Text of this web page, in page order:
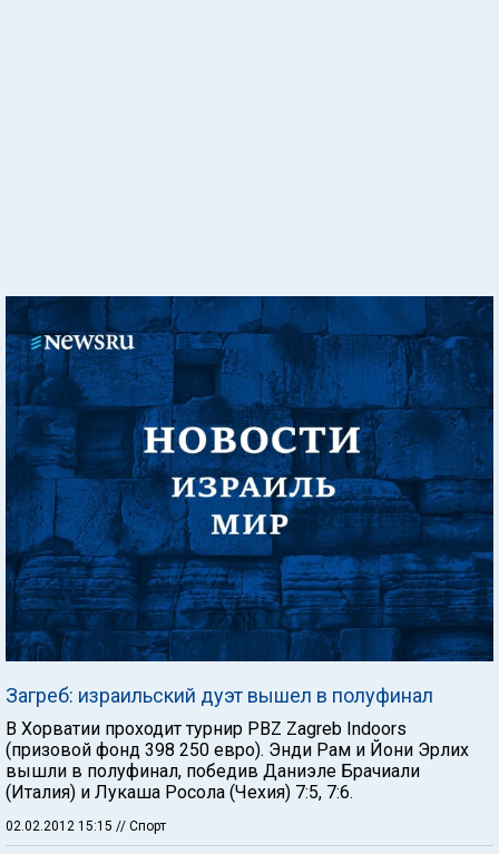
Загреб: израильский дуэт вышел в полуфинал
В Хорватии проходит турнир PBZ Zagreb Indoors
(призовой фонд 398 250 евро). Энди Рам и Йони Эрлих
вышли в полуфинал, победив Даниэле Брачиали
(Италия) и Лукаша Росола (Чехия) 7:5, 7:6.
02.02.2012 15:15 // Спорт